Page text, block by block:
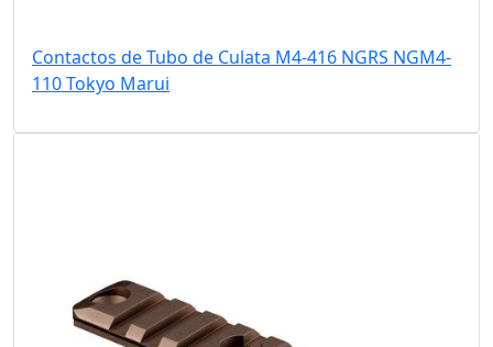
Contactos de Tubo de Culata M4-416 NGRS NGM4-
110 Tokyo Marui